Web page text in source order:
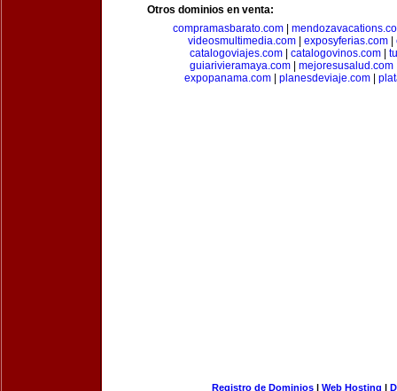
Otros dominios en venta:
compramasbarato.com|
videosmultimedia.com
exposyferias.com
catalogoviajes.com| catalogovinos.com|
guiarivieramaya.com
mejoresusalud.com
expopanama.com| planesdeviaje.com|
Registro de Dominios| Web Hosting |